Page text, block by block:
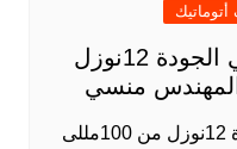
خط سوائل أتوماتيك عالي الجودة 12نوزل
خط سوائل أتوماتيك عالي الجودة 12نوزل من 100مللى